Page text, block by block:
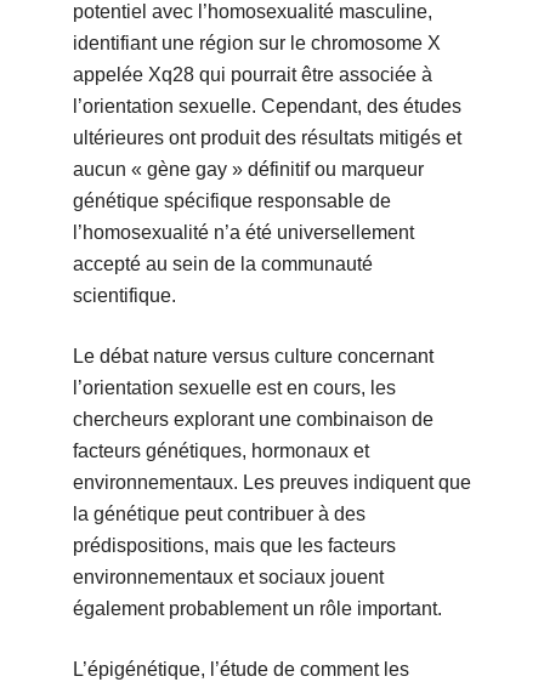
potentiel avec l’homosexualité masculine,
identifiant une région sur le chromosome X
appelée Xq28 qui pourrait être associée à
l’orientation sexuelle. Cependant, des études
ultérieures ont produit des résultats mitigés et
aucun « gène gay » définitif ou marqueur
génétique spécifique responsable de
l’homosexualité n’a été universellement
accepté au sein de la communauté
scientifique.
Le débat nature versus culture concernant
l’orientation sexuelle est en cours, les
chercheurs explorant une combinaison de
facteurs génétiques, hormonaux et
environnementaux. Les preuves indiquent que
la génétique peut contribuer à des
prédispositions, mais que les facteurs
environnementaux et sociaux jouent
également probablement un rôle important.
L’épigénétique, l’étude de comment les